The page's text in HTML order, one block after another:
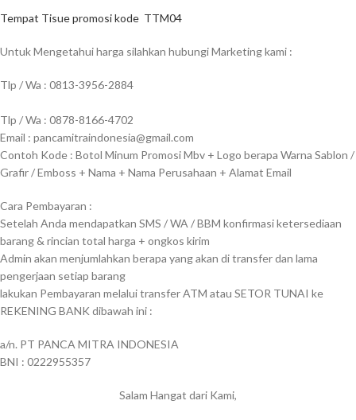
Tempat Tisue promosi kode TTM04
Untuk Mengetahui harga silahkan hubungi Marketing kami :
Tlp / Wa : 0813-3956-2884
Tlp / Wa : 0878-8166-4702
Email : pancamitraindonesia@gmail.com
Contoh Kode : Botol Minum Promosi Mbv + Logo berapa Warna Sablon /
Grafir / Emboss + Nama + Nama Perusahaan + Alamat Email
Cara Pembayaran :
Setelah Anda mendapatkan SMS / WA / BBM konfirmasi ketersediaan
barang & rincian total harga + ongkos kirim
Admin akan menjumlahkan berapa yang akan di transfer dan lama
pengerjaan setiap barang
lakukan Pembayaran melalui transfer ATM atau SETOR TUNAI ke
REKENING BANK dibawah ini :
a/n. PT PANCA MITRA INDONESIA
BNI : 0222955357
Salam Hangat dari Kami,